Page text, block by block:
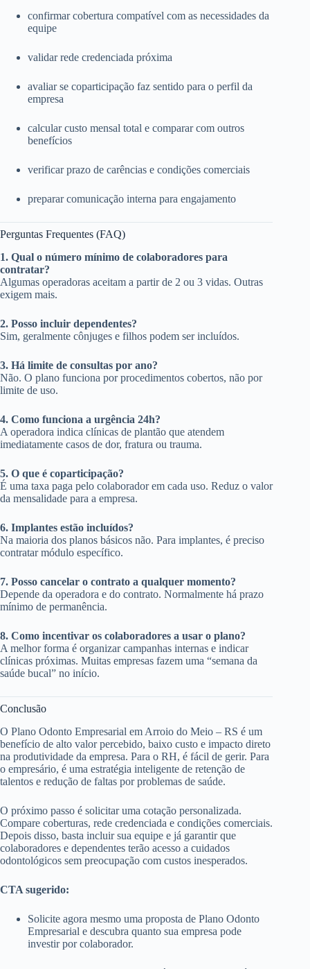
confirmar cobertura compatível com as necessidades da
equipe
validar rede credenciada próxima
avaliar se coparticipação faz sentido para o perfil da
empresa
calcular custo mensal total e comparar com outros
benefícios
verificar prazo de carências e condições comerciais
preparar comunicação interna para engajamento
Perguntas Frequentes (FAQ)
1. Qual o número mínimo de colaboradores para
contratar?
Algumas operadoras aceitam a partir de 2 ou 3 vidas. Outras
exigem mais.
2. Posso incluir dependentes?
Sim, geralmente cônjuges e filhos podem ser incluídos.
3. Há limite de consultas por ano?
Não. O plano funciona por procedimentos cobertos, não por
limite de uso.
4. Como funciona a urgência 24h?
A operadora indica clínicas de plantão que atendem
imediatamente casos de dor, fratura ou trauma.
5. O que é coparticipação?
É uma taxa paga pelo colaborador em cada uso. Reduz o valor
da mensalidade para a empresa.
6. Implantes estão incluídos?
Na maioria dos planos básicos não. Para implantes, é preciso
contratar módulo específico.
7. Posso cancelar o contrato a qualquer momento?
Depende da operadora e do contrato. Normalmente há prazo
mínimo de permanência.
8. Como incentivar os colaboradores a usar o plano?
A melhor forma é organizar campanhas internas e indicar
clínicas próximas. Muitas empresas fazem uma “semana da
saúde bucal” no início.
Conclusão
O Plano Odonto Empresarial em Arroio do Meio – RS é um
benefício de alto valor percebido, baixo custo e impacto direto
na produtividade da empresa. Para o RH, é fácil de gerir. Para
o empresário, é uma estratégia inteligente de retenção de
talentos e redução de faltas por problemas de saúde.
O próximo passo é solicitar uma cotação personalizada.
Compare coberturas, rede credenciada e condições comerciais.
Depois disso, basta incluir sua equipe e já garantir que
colaboradores e dependentes terão acesso a cuidados
odontológicos sem preocupação com custos inesperados.
CTA sugerido:
Solicite agora mesmo uma proposta de Plano Odonto
Empresarial e descubra quanto sua empresa pode
investir por colaborador.